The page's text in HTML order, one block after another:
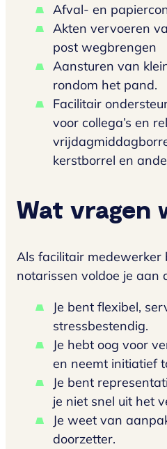
Afval- en
Akten vervoeren
post wegbrengen
Aansturen van
rondom het pand.
Facilitair
voor collega’s en
kerstborrel en
Wat vragen
Als facilitair medewerker
notarissen voldoe je aan
Je bent flexibel,
stressbestendig.
Je hebt oog voor
en neemt initiatief
Je bent
je niet snel uit het
Je weet van
doorzetter.